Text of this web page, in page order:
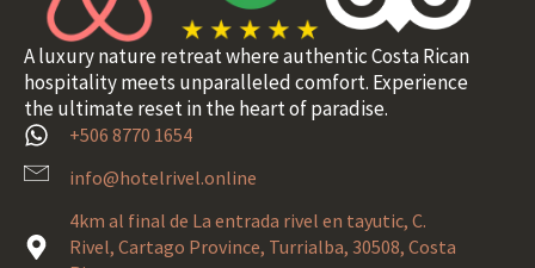
A luxury nature retreat where authentic Costa Rican
hospitality meets unparalleled comfort. Experience
the ultimate reset in the heart of paradise.
+506 8770 1654
info@hotelrivel.online
4km al final de La entrada rivel en tayutic, C.
Rivel, Cartago Province, Turrialba, 30508, Costa